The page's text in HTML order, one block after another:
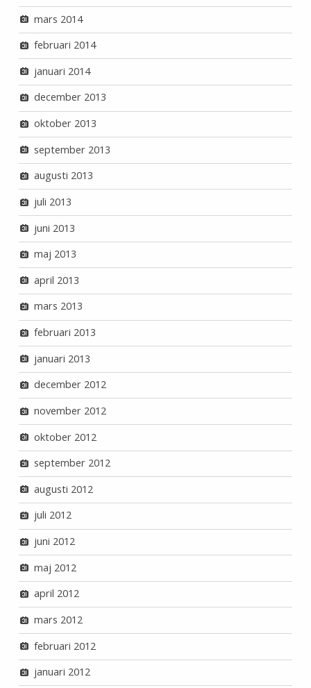
mars 2014
februari 2014
januari 2014
december 2013
oktober 2013
september 2013
augusti 2013
juli 2013
juni 2013
maj 2013
april 2013
mars 2013
februari 2013
januari 2013
december 2012
november 2012
oktober 2012
september 2012
augusti 2012
juli 2012
juni 2012
maj 2012
april 2012
mars 2012
februari 2012
januari 2012